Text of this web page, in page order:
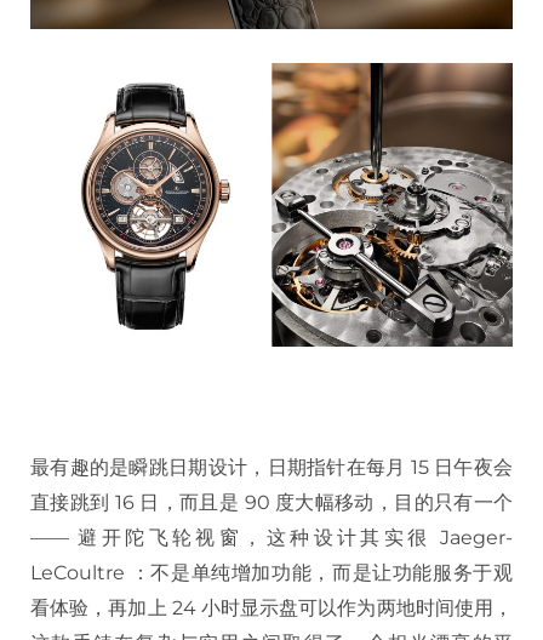
最有趣的是瞬跳日期设计，日期指针在每月 15 日午夜会
直接跳到 16 日，而且是 90 度大幅移动，目的只有一个
—— 避开陀飞轮视窗，这种设计其实很 Jaeger-
LeCoultre ：不是单纯增加功能，而是让功能服务于观
看体验，再加上 24 小时显示盘可以作为两地时间使用，